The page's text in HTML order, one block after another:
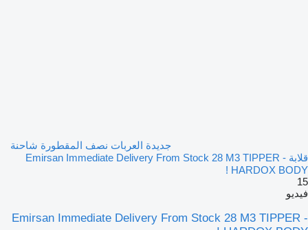
جديدة العربات نصف المقطورة شاحنة
قلابة Emirsan Immediate Delivery From Stock 28 M3 TIPPER -
HARDOX BODY !
15
فيديو
Emirsan Immediate Delivery From Stock 28 M3 TIPPER -